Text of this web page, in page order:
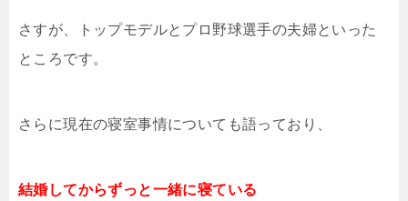
さすが、トップモデルとプロ野球選手の夫婦といった
ところです。
さらに現在の寝室事情についても語っており、
結婚してからずっと一緒に寝ている